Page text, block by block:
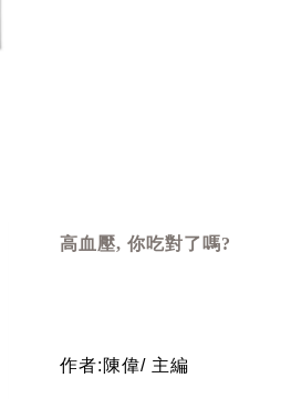
高血壓, 你吃對了嗎?
作者:陳偉/ 主編